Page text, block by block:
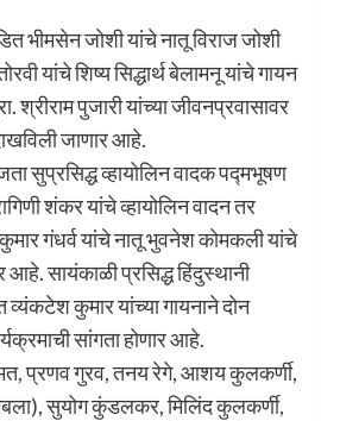
भीमसेन जोशी यांचे नातू विराज जोशी
यांचे शिष्य सिद्धार्थ बेलामनू यांचे गायन
श्रीराम पुजारी यांच्या जीवनप्रवासावर
जाणार आहे.
सुप्रसिद्ध व्हायोलिन वादक पद्मभूषण
शंकर यांचे व्हायोलिन वादन तर
गंधर्व यांचे नातू भुवनेश कोमकली यांचे
आहे. सायंकाळी प्रसिद्ध हिंदुस्थानी
व्यंकटेश कुमार यांच्या गायनाने दोन
सांगता होणार आहे.
प्रणव गुरव, तनय रेगे, आशय कुलकर्णी,
सुयोग कुंडलकर, मिलिंद कुलकर्णी,